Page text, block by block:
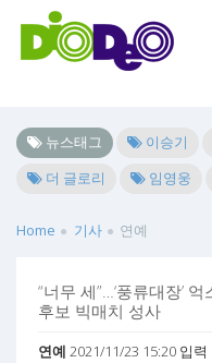
뉴스태그 이승기
더 글로리
임영웅
Home 기사 연예
“너무 세”…‘풍류대장’
후보 빅매치 성사
연예 2021/11/23 15:20 입력